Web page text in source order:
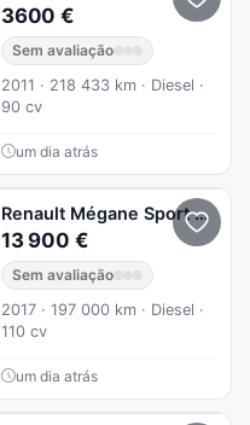
3600 €
Sem avaliação
2011 · 218 433 km · Diesel ·
90 cv
um dia atrás
1.5 dCi Dynamique S EDC
Renault Mégane Sport Tourer
13 900 €
Sem avaliação
2017 · 197 000 km · Diesel ·
110 cv
um dia atrás